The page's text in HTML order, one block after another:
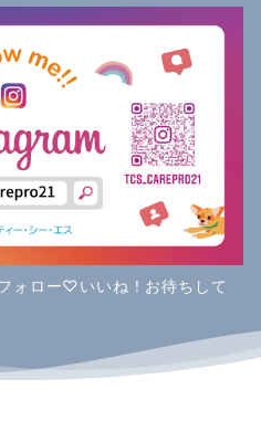
ォロー♡いいね！お待ちして